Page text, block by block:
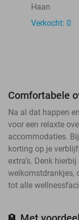
Haan
Verkocht: 0
Comfortabele
Na al dat happen
voor een relaxte
accommodaties.
korting op je
extra’s. Denk
welkomstdrankjes,
tot alle
🏨